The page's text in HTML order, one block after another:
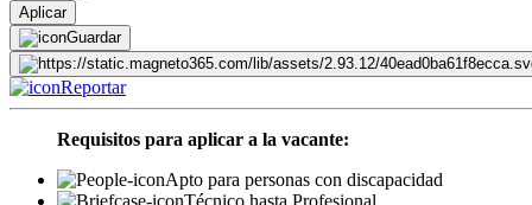
Aplicar
Guardar
Reportar
Requisitos para aplicar a la vacante:
Apto para personas con discapacidad
Técnico hasta Profesional